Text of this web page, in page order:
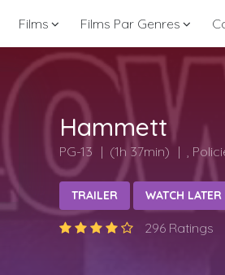
Films Films Par Genres
Hammett
PG-13 (1h 37min) ,
TRAILER WATCH LATER
296 Ratings